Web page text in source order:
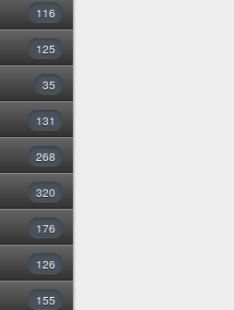
116
125
35
131
268
320
176
126
155